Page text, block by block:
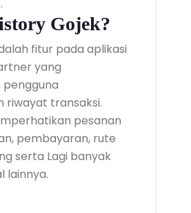
Gojek?
fitur pada aplikasi
yang
riwayat transaksi.
pesanan
pembayaran, rute
serta Lagi banyak
lainnya.